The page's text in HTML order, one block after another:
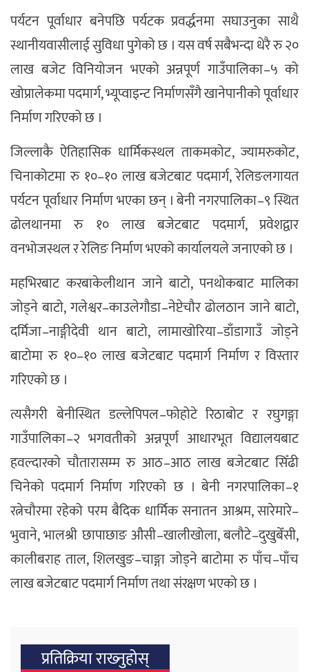
पर्यटन पूर्वाधार बनेपछि पर्यटक प्रवर्द्धनमा सघाउनुका साथै
स्थानीयवासीलाई सुविधा पुगेको छ । यस वर्ष सबैभन्दा धेरै रु २०
लाख बजेट विनियोजन भएको अन्नपूर्ण गाउँपालिका–५ को
खोप्रालेकमा पदमार्ग, भ्यूप्वाइन्ट निर्माणसँगै खानेपानीको पूर्वाधार
निर्माण गरिएको छ ।
जिल्लाकै ऐतिहासिक धार्मिकस्थल ताकमकोट, ज्यामरुकोट,
चिनाकोटमा रु १०–१० लाख बजेटबाट पदमार्ग, रेलिङलगायत
पर्यटन पूर्वाधार निर्माण भएका छन् । बेनी नगरपालिका–९ स्थित
ढोलथानमा रु १० लाख बजेटबाट पदमार्ग, प्रवेशद्वार
वनभोजस्थल र रेलिङ निर्माण भएको कार्यालयले जनाएको छ ।
महभिरबाट करबाकेलीथान जाने बाटो, पनथोकबाट मालिका
जोड्ने बाटो, गलेश्वर–काउलेगौडा–नेप्टेचौर ढोलठान जाने बाटो,
दर्मिजा–नाङ्गीदेवी थान बाटो, लामाखोरिया–डाँडागाउँ जोड्ने
बाटोमा रु १०–१० लाख बजेटबाट पदमार्ग निर्माण र विस्तार
गरिएको छ ।
त्यसैगरी बेनीस्थित डल्लेपिपल–फोहोटे रिठाबोट र रघुगङ्गा
गाउँपालिका–२ भगवतीको अन्नपूर्ण आधारभूत विद्यालयबाट
हवल्दारको चौतारासम्म रु आठ–आठ लाख बजेटबाट सिँढी
चिनेको पदमार्ग निर्माण गरिएको छ । बेनी नगरपालिका–१
रत्नेचौरमा रहेको परम बैदिक धार्मिक सनातन आश्रम, सारेमारे–
भुवाने, भालश्री छापाछाङ औसी–खालीखोला, बलौटे–दुखुबेँसी,
कालीबराह ताल, शिलखुङ–चाङ्गा जोड्ने बाटोमा रु पाँच–पाँच
लाख बजेटबाट पदमार्ग निर्माण तथा संरक्षण भएको छ ।
प्रतिक्रिया राख्‍नुहोस्